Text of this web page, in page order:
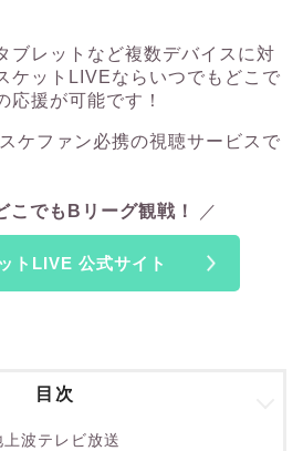
ブレットなど複数デバイスに対
ケットLIVEならいつでもどこで
応援が可能です！
ケファン必携の視聴サービスで
こでもBリーグ観戦！
トLIVE 公式サイト
目次
波テレビ放送